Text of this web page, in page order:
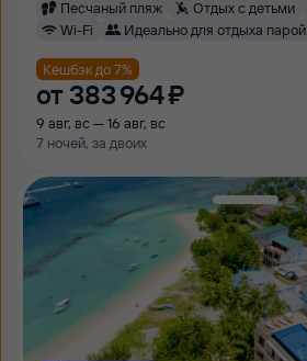
Песчаный пляж Отдых с детьми
Wi-Fi
Идеально для отдыха парой
Кешбэк до 7%
от 383 ⁠964 ⁠₽
9 авг, вс — 16 авг, вс
7 ночей, за двоих